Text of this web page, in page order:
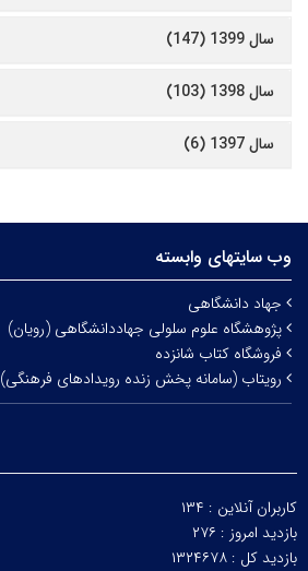
سال 1399 (147)
سال 1398 (103)
سال 1397 (6)
وب سایتهای وابسته
جهاد دانشگاهی
پژوهشگاه علوم سلولی جهاددانشگاهی (رویان)
فروشگاه کتاب شانزده
رویتاب (سامانه پخش زنده رویدادهای فرهنگی)
کاربران آنلاین : ۱۳۴
بازدید امروز : ۲۷۶
بازدید کل : ۱۳۲۴۶۷۸